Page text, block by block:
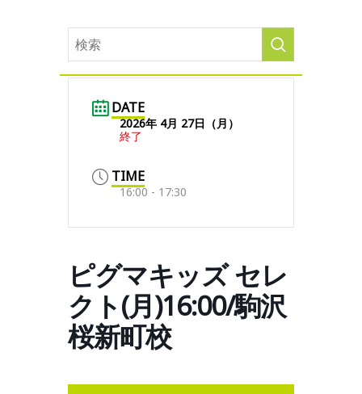
DATE
2026年 4月 27日（月）
終了
TIME
16:00 - 17:30
ピグマキッズ セレ
クト(月)16:00/駒沢
桜新町校